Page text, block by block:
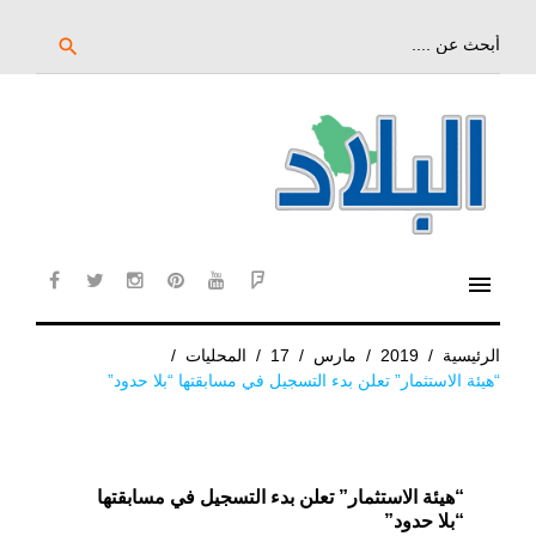
search
menu
الرئيسية /
2019
/ مارس /
17
/ المحليات /
“هيئة الاستثمار” تعلن بدء التسجيل في مسابقتها “بلا حدود”
“هيئة الاستثمار” تعلن بدء التسجيل في مسابقتها
“بلا حدود”